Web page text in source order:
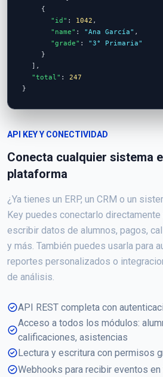
{
"id" : 1042 ,
"name" : "Ana García" ,
"grade" : "3° Primaria"
}
],
"total" : 247
}
API KEY Y CONECTIVIDAD
Conecta cualquier sistema
plataforma
¿Ya tienes un ERP, un CRM o un
Key puedes conectarlo directamente
escribir datos de alumnos, pagos,
y más. También puedes usarla para
reportes personalizados o
de análisis.
API REST completa con
Acceso a todos los módulos:
calificaciones, asistencias
Lectura y escritura con permisos
Webhooks para recibir eventos